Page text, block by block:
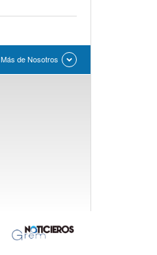
Más de Nosotros